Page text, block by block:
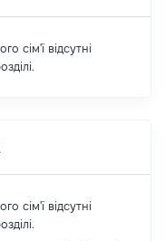
сім'ї відсутні
сім'ї відсутні